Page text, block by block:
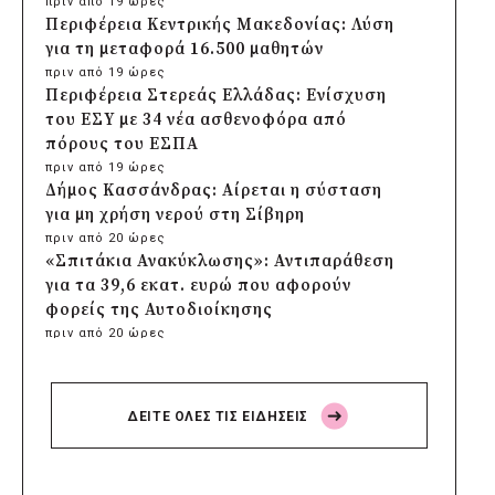
Περιφέρεια Κεντρικής Μακεδονίας: Λύση
για τη μεταφορά 16.500 μαθητών
πριν από 19 ώρες
Περιφέρεια Στερεάς Ελλάδας: Ενίσχυση
του ΕΣΥ με 34 νέα ασθενοφόρα από
πόρους του ΕΣΠΑ
πριν από 19 ώρες
Δήμος Κασσάνδρας: Αίρεται η σύσταση
για μη χρήση νερού στη Σίβηρη
πριν από 20 ώρες
«Σπιτάκια Ανακύκλωσης»: Αντιπαράθεση
για τα 39,6 εκατ. ευρώ που αφορούν
φορείς της Αυτοδιοίκησης
πριν από 20 ώρες
Δαφνίου παρά την έλλειψη αρμοδιότητας
Δήμος Αμαρουσίου: Μεγάλες παρεμβάσεις
αναβάθμισης στα σχολεία πριν τον
ΔΕΙΤΕ ΟΛΕΣ ΤΙΣ ΕΙΔΗΣΕΙΣ